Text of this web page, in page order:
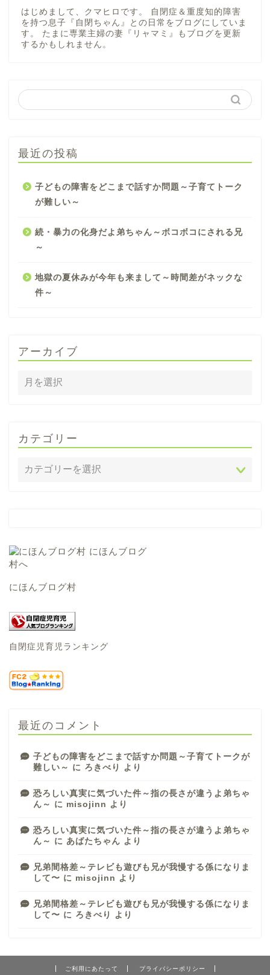
はじめまして、クマヒロです。 自閉症＆重度知的障害
を持つ息子『自閉ちゃん』との日常をブログにしていま
す。 たまに専業主婦の妻『リャマミ』もブログを更新
するかもしれません。
最近の投稿
子どもの障害をどこまで話すか問題～子育てトーク
が難しい～
続・暴力の化身だよ弟ちゃん～ボコボコにされる兄
～
地獄の夏休みが今年も来まして～時間差がネックな
件～
アーカイブ
カテゴリー
にほんブログ村
自閉症児育児ランキング
最近のコメント
子どもの障害をどこまで話すか問題～子育てトークが
難しい～ に ろきべり より
恐ろしい真実に気づいた件～指の長さが違うよ弟ちゃ
ん～ に misojinn より
恐ろしい真実に気づいた件～指の長さが違うよ弟ちゃ
ん～ に あばたちゃん より
兄弟間格差～テレビも遊びも兄が我慢する係になりま
して〜 に misojinn より
兄弟間格差～テレビも遊びも兄が我慢する係になりま
して〜 に ろきべり より
ご利用にあたって プライバシーポリシー